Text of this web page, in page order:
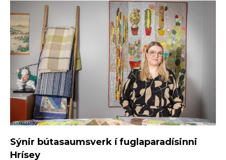
Sýnir bútasaumsverk í fuglaparadísinni
Hrísey